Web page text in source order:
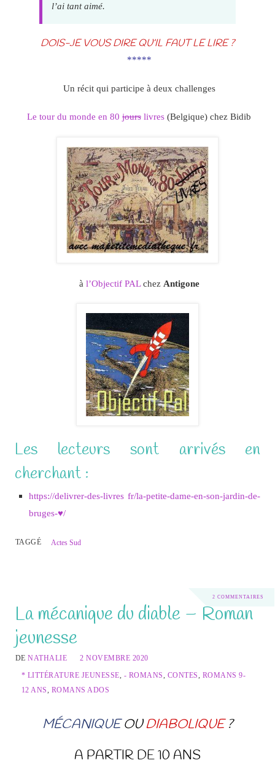
l’ai tant aimé.
DOIS-JE VOUS DIRE QU’IL FAUT LE LIRE ?
*****
Un récit qui participe à deux challenges
Le tour du monde en 80 jours livres (Belgique) chez Bidib
à l’Objectif PALchez Antigone
Les lecteurs sont arrivés en
cherchant :
https://delivrer-des-livres fr/la-petite-dame-en-son-jardin-de-
bruges-♥/
TAGGÉ Actes Sud
2 COMMENTAIRES
La mécanique du diable – Roman
jeunesse
DENATHALIE
2 NOVEMBRE 2020
* LITTÉRATURE JEUNESSE, - ROMANS, CONTES, ROMANS 9-
12 ANS, ROMANS ADOS
MÉCANIQUEOUDIABOLIQUE?
A PARTIR DE 10 ANS